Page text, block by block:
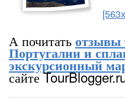
А почитатьотзывы
Португалии и
экскурсионный
сайте